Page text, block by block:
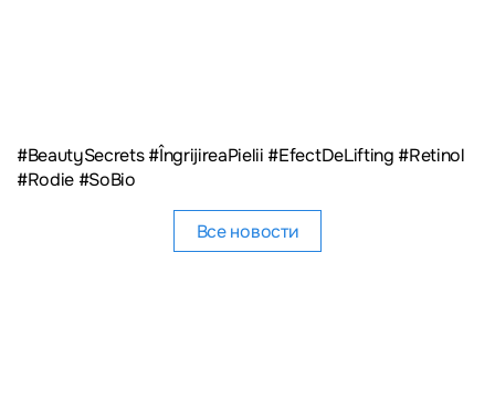
#BeautySecrets #ÎngrijireaPielii #EfectDeLifting #Retinol
#Rodie #SoBio
Все новости